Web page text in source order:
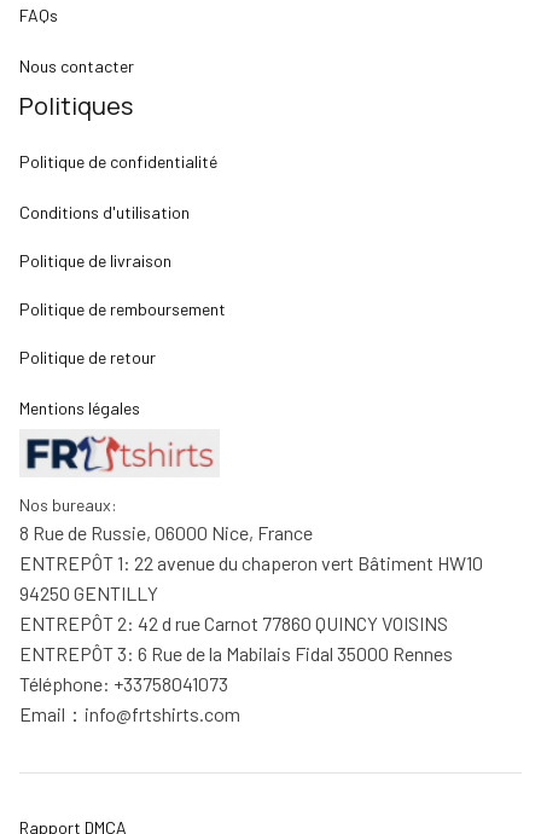
FAQs
Nous contacter
Politiques
Politique de confidentialité
Conditions d'utilisation
Politique de livraison
Politique de remboursement
Politique de retour
Mentions légales
Nos bureaux:
8 Rue de Russie, 06000 Nice, France
ENTREPÔT 1: 22 avenue du chaperon vert Bâtiment HW10
94250 GENTILLY
ENTREPÔT 2: 42 d rue Carnot 77860 QUINCY VOISINS
ENTREPÔT 3: 6 Rue de la Mabilais Fidal 35000 Rennes
Téléphone: +33758041073
Email： info@frtshirts.com
Rapport DMCA